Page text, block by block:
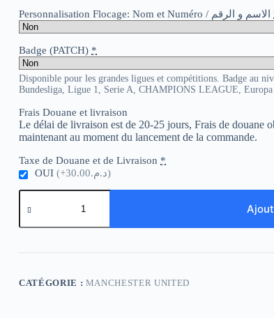
Personnalisation Flocage: Nom et Numéro / الاسم و الرقم
Badge (PATCH) *
Disponible pour les grandes ligues et compétitions. Badge au
Bundesliga, Ligue 1, Serie A, CHAMPIONS LEAGUE,
Frais Douane et livraison
Le délai de livraison est de 20-25 jours, Frais de douane
maintenant au moment du lancement de la commande.
Taxe de Douane et de Livraison *
OUI
(+د.م.30.00)
quantité
de
Utd
Cotton
shirt
CATÉGORIE : MANCHESTER UNITED